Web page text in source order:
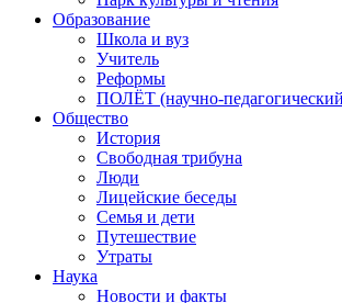
Образование
Школа и вуз
Учитель
Реформы
ПОЛЁТ (научно-
Общество
История
Свободная трибуна
Люди
Лицейские беседы
Семья и дети
Путешествие
Утраты
Наука
Новости и факты